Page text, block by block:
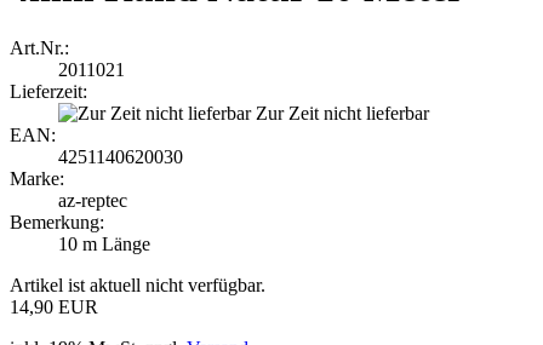
Art.Nr.:
2011021
Lieferzeit:
Zur Zeit nicht lieferbar
EAN:
4251140620030
Marke:
az-reptec
Bemerkung:
10 m Länge
Artikel ist aktuell nicht verfügbar.
14,90 EUR